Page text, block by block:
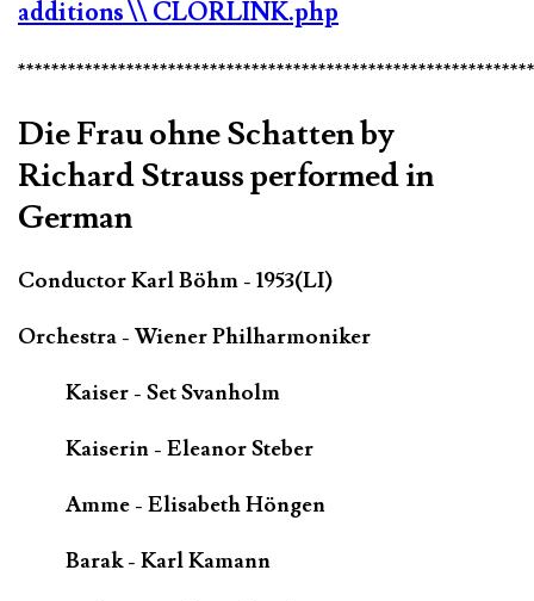
additions\\ CLORLINK.php
Die Frau ohne Schatten by
Richard Strauss performed in
German
Conductor Karl Böhm - 1953(LI)
Orchestra - Wiener Philharmoniker
Kaiser - Set Svanholm
Kaiserin - Eleanor Steber
Amme - Elisabeth Höngen
Barak - Karl Kamann